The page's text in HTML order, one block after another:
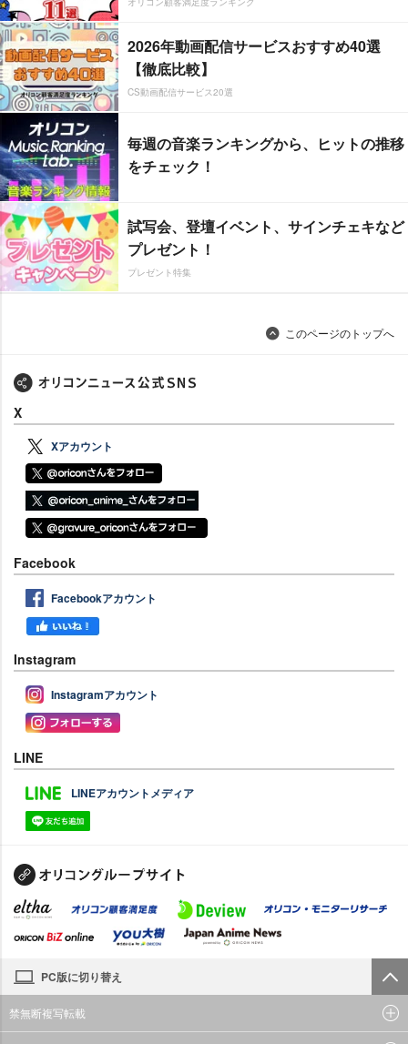
2026年動画配信サービスおすすめ40選
【徹底比較】
CS動画配信サービス20選
毎週の音楽ランキングから、ヒットの推移
をチェック！
試写会、登壇イベント、サインチェキなど
プレゼント！
プレゼント特集
このページのトップへ
X
Xアカウント
Facebook
Facebookアカウント
Instagram
Instagramアカウント
LINE
LINEアカウントメディア
PC版に切り替え
禁無断複写転載